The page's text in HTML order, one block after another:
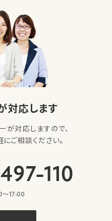
対応します
が対応しますので、
ご相談ください。
110
〜17:00